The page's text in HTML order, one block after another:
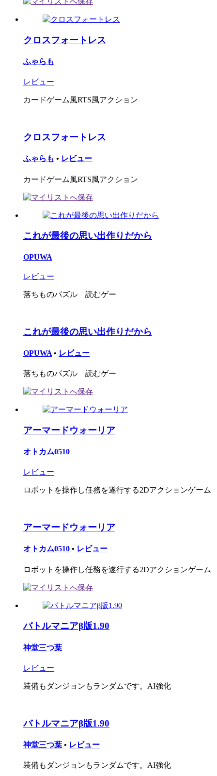
クロスフォートレス
ふゃらも
レビュー
カードゲーム風RTS風アクション
クロスフォートレス
ふゃらも • レビュー
カードゲーム風RTS風アクション
これが最後の思い出作りだから
OPUWA
レビュー
落ちものパズル 読むゲー
これが最後の思い出作りだから
OPUWA • レビュー
落ちものパズル 読むゲー
アーマードウォーリア
オトカム0510
レビュー
ロボットを操作し任務を遂行する2Dアクションゲーム
アーマードウォーリア
オトカム0510 • レビュー
ロボットを操作し任務を遂行する2Dアクションゲーム
バトルマニアβ版1.90
神堂三つ葉
レビュー
装備もダンジョンもランダムです。AI強化
バトルマニアβ版1.90
神堂三つ葉 • レビュー
装備もダンジョンもランダムです。AI強化